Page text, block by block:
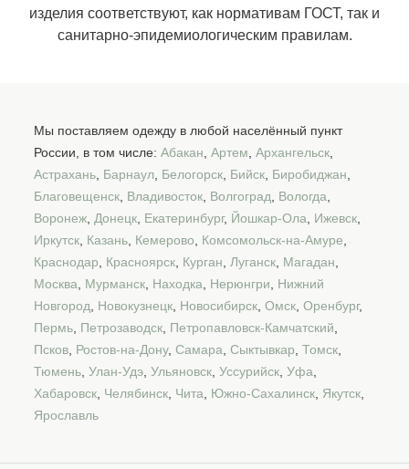
изделия соответствуют, как нормативам ГОСТ, так и
санитарно-эпидемиологическим правилам.
Мы поставляем одежду в любой населённый пункт
России, в том числе: Абакан Артем Архангельск
Астрахань Барнаул Белогорск Бийск Биробиджан
Благовещенск Владивосток Волгоград Вологда
Воронеж Донецк Екатеринбург, Йошкар-Ола Ижевск
Иркутск Казань Кемерово Комсомольск-на-Амуре
Краснодар
Красноярск Курган Луганск Магадан
Москва
Мурманск Находка Нерюнгри
Нижний
Новгород
Новокузнецк Новосибирск Омск Оренбург,
Пермь Петрозаводск Петропавловск-Камчатский
Псков Ростов-на-Дону, Самара Сыктывкар Томск
Тюмень Улан-Удэ Ульяновск Уссурийск Уфа
Хабаровск Челябинск Чита Южно-Сахалинск Якутск
Ярославль